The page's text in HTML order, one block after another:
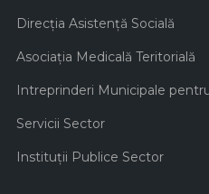
Direcţia Asistenţă Socială
Asociaţia Medicală Teritorială
Intreprinderi Municipale
Servicii Sector
Instituţii Publice Sector